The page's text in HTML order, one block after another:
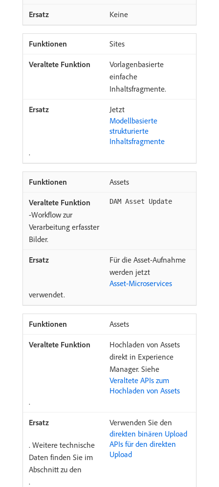
Keine
Sites
Vorlagenbasierte
einfache
Inhaltsfragmente.
Jetzt
Modellbasierte
strukturierte
Inhaltsfragmente
.
Assets
DAM Asset Update
-Workflow zur
Verarbeitung erfasster
Bilder.
Für die Asset-Aufnahme
werden jetzt
Asset-Microservices
verwendet.
Assets
Hochladen von Assets
direkt in Experience
Manager. Siehe
Veraltete APIs zum
Hochladen von Assets
.
Verwenden Sie den
direkten binären Upload
. Weitere technische
Daten finden Sie im
Abschnitt zu den
APIs für den direkten
Upload
.